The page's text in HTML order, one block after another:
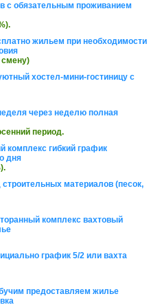
с обязательным проживанием
жильем при необходимости
смену)
хостел-мини-гостиницу с
через неделю полная
период.
комплекс гибкий график
дня
строительных материалов (песок,
комплекс вахтовый
график 5/2 или вахта
предоставляем жилье